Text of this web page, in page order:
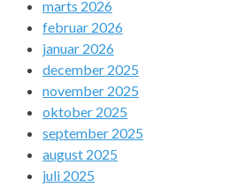
marts 2026
februar 2026
januar 2026
december 2025
november 2025
oktober 2025
september 2025
august 2025
juli 2025